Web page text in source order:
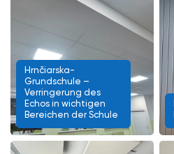
Hrnčiarska-
Grundschule –
Verringerung des
Echos in wichtigen
Bereichen der Schule